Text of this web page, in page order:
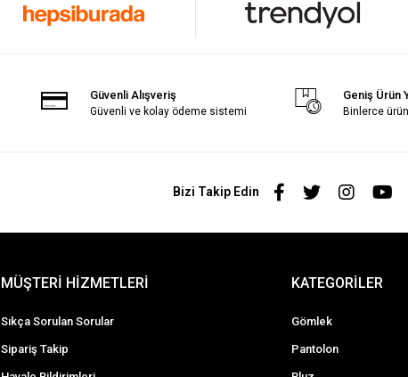
Güvenli Alışveriş
Güvenli ve kolay ödeme sistemi
Geniş Ürün
Binlerce
Bizi Takip Edin
MÜŞTERİ HİZMETLERİ
Sıkça Sorulan Sorular
Sipariş Takip
KATEGORİLER
Gömlek
Pantolon